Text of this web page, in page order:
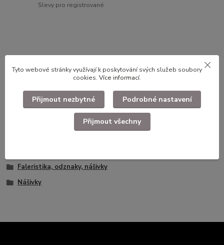
Slevy pro registrované
Kompletní specifikace
Použité dlouhodobě skladované zboží.
Faleristika, odznaky, nášivky
Nášivky
Tyto webové stránky využívají k poskytování svých služeb soubory
cookies. Více informací.
Přijmout nezbytné Podrobné nastavení
Přijmout všechny